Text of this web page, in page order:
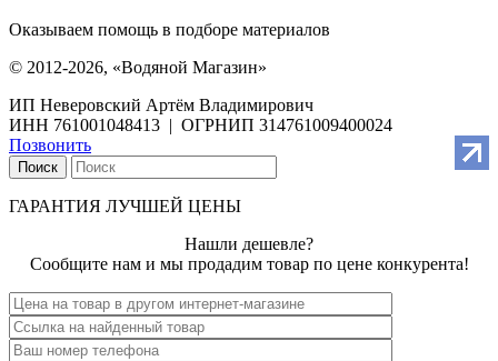
Оказываем помощь в подборе материалов
© 2012-2026, «Водяной Магазин»
ИП Неверовский Артём Владимирович
ИНН 761001048413 | ОГРНИП 314761009400024
Позвонить
Поиск
ГАРАНТИЯ ЛУЧШЕЙ ЦЕНЫ
Нашли дешевле?
Сообщите нам и мы продадим товар по цене конкурента!